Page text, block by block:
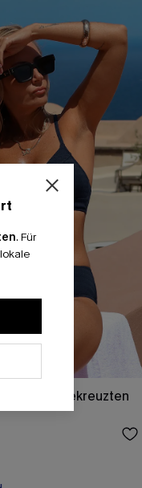
Set mit gekreuzten
. Für
MBW für E-Mail-
Bestellung. Jeder
auf diese Schaltfläche erklären
exklusive Werbeaktionen und
Sie akzeptieren außerdem
ABONNIEREN